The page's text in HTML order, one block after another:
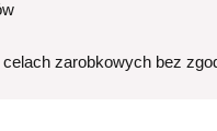
zarobkowych bez